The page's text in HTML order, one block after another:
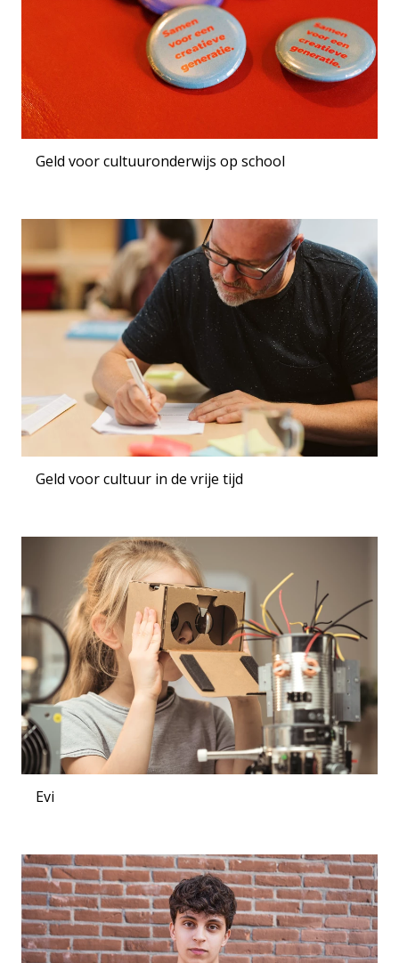
Geld voor cultuuronderwijs op school
Geld voor cultuur in de vrije tijd
Evi